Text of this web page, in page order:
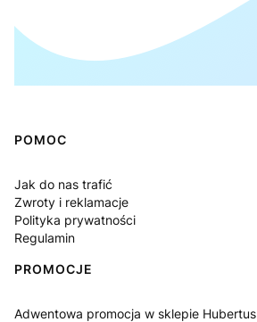
Linki w stopce
POMOC
Jak do nas trafić
Zwroty i reklamacje
Polityka prywatności
Regulamin
PROMOCJE
Adwentowa promocja w sklepie Hubertus